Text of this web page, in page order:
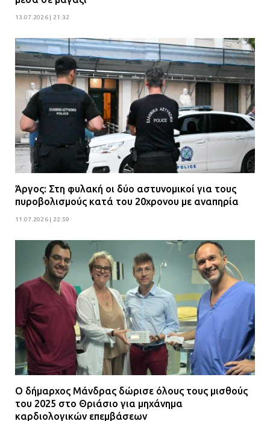
γειτονιά»
13.07.2026 | 21:32
Άργος: Στη φυλακή οι δύο αστυνομικοί για τους
πυροβολισμούς κατά του 20χρονου με αναπηρία
11.07.2026 | 22:59
Ο δήμαρχος Μάνδρας δώρισε όλους τους μισθούς
του 2025 στο Θριάσιο για μηχάνημα
καρδιολογικών επεμβάσεων